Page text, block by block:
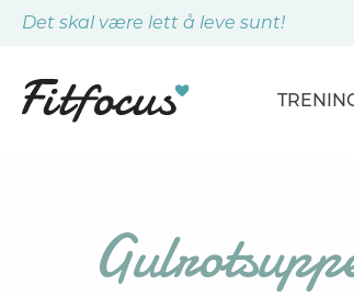
Det skal være lett å leve sunt!